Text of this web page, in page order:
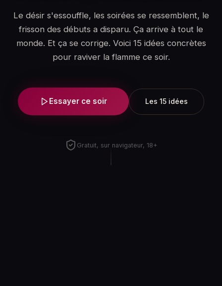
Le désir s'essouffle, les soirées se ressemblent, le
frisson des débuts a disparu. Ça arrive à tout le
monde. Et ça se corrige. Voici 15 idées concrètes
pour raviver la flamme ce soir.
Essayer ce soir Les 15 idées
Gratuit, sur navigateur, 18+